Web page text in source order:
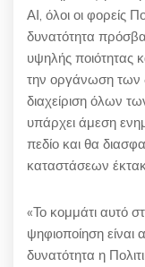
ΑΙ, όλοι οι φορείς
δυνατότητα
υψηλής ποιότητας
την οργάνωση των
διαχείριση όλων
υπάρχει άμεση
πεδίο και θα
καταστάσεων
«Το κομμάτι αυτό
ψηφιοποίηση είναι
δυνατότητα η